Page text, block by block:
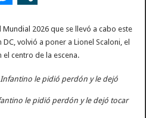
2026 que se llevó a cabo este
volvió a poner a Lionel Scaloni, el
el centro de la escena.
le pidió perdón y le dejó tocar